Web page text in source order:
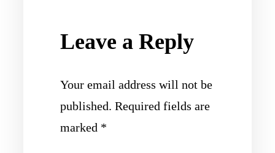
Leave a Reply
Your email address will not be
published. Required fields are
marked *